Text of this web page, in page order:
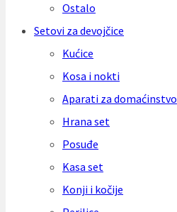
Ostalo
Setovi za devojčice
Kućice
Kosa i nokti
Aparati za domaćinstvo
Hrana set
Posuđe
Kasa set
Konji i kočije